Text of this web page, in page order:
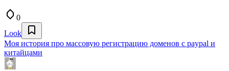
0
Look
Моя история про массовую регистрацию доменов с paypal и
китайцами